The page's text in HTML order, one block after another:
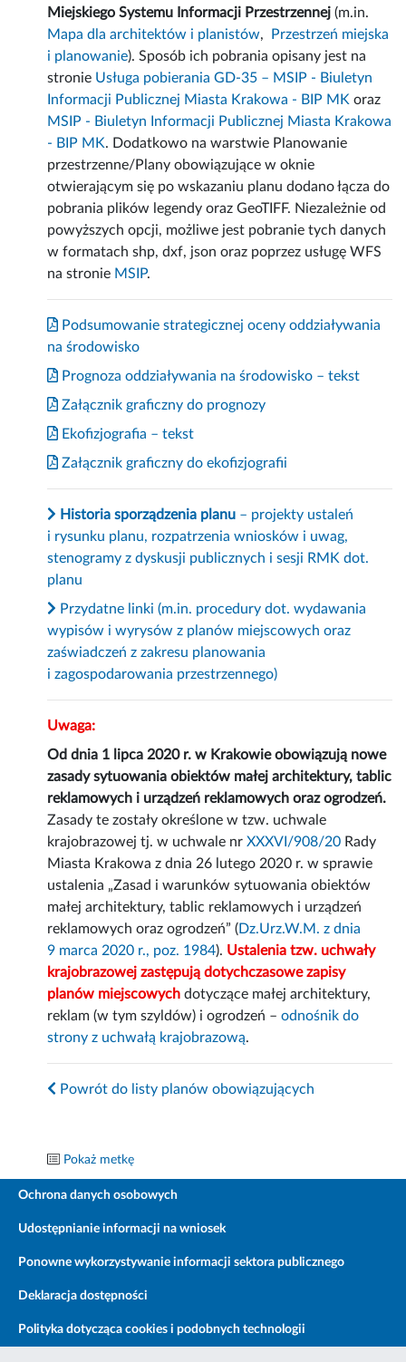
Miejskiego Systemu Informacji Przestrzennej (m.in.
Mapa dla architektów i planistów,
Przestrzeń miejska
i planowanie). Sposób ich pobrania opisany jest na
stronie Usługa pobierania GD-35 – MSIP - Biuletyn
Informacji Publicznej Miasta Krakowa - BIP MK oraz
MSIP - Biuletyn Informacji Publicznej Miasta Krakowa
- BIP MK. Dodatkowo na warstwie Planowanie
przestrzenne/Plany obowiązujące w oknie
otwierającym się po wskazaniu planu dodano łącza do
pobrania plików legendy oraz GeoTIFF. Niezależnie od
powyższych opcji, możliwe jest pobranie tych danych
w formatach shp, dxf, json oraz poprzez usługę WFS
na stronie MSIP.
Podsumowanie strategicznej oceny oddziaływania
na środowisko
Prognoza oddziaływania na środowisko – tekst
Załącznik graficzny do prognozy
Ekofizjografia – tekst
Załącznik graficzny do ekofizjografii
Historia sporządzenia planu – projekty ustaleń
i rysunku planu, rozpatrzenia wniosków i uwag,
stenogramy z dyskusji publicznych i sesji RMK dot.
planu
Przydatne linki (m.in. procedury dot. wydawania
wypisów i wyrysów z planów miejscowych oraz
zaświadczeń z zakresu planowania
i zagospodarowania przestrzennego)
Uwaga:
Od dnia 1 lipca 2020 r. w Krakowie obowiązują nowe
zasady sytuowania obiektów małej architektury, tablic
reklamowych i urządzeń reklamowych oraz ogrodzeń.
Zasady te zostały określone w tzw. uchwale
krajobrazowej tj. w uchwale nrXXXVI/908/20 Rady
Miasta Krakowa z dnia 26 lutego 2020 r. w sprawie
ustalenia „Zasad i warunków sytuowania obiektów
małej architektury, tablic reklamowych i urządzeń
reklamowych oraz ogrodzeń” (Dz.Urz.W.M. z dnia
9 marca 2020 r., poz. 1984). Ustalenia tzw. uchwały
krajobrazowej zastępują dotychczasowe zapisy
planów miejscowych dotyczące małej architektury,
reklam (w tym szyldów) i ogrodzeń –odnośnik do
strony z uchwałą krajobrazową.
Powrót do listy planów obowiązujących
Pokaż metkę
Ochrona danych osobowych
Udostępnianie informacji na wniosek
Ponowne wykorzystywanie informacji sektora publicznego
Deklaracja dostępności
Polityka dotycząca cookies i podobnych technologii